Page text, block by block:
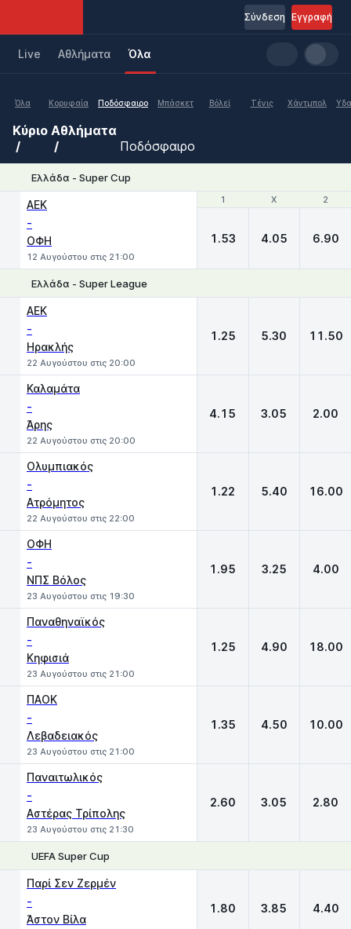
Εγγραφή
Σύνδεση
Live Aθλήματα Όλα
Όλα Κορυφαία Ποδόσφαιρο Μπάσκετ Βόλεϊ Τένις Χάντμπολ
Κύριο Αθλήματα
Ποδόσφαιρο
Ελλάδα - Super Cup
1 X 2
ΑΕΚ
-
ΟΦΗ
12 Αυγούστου στις 21:00
1 X 2
1.53 4.05 6.90
Ελλάδα - Super League
ΑΕΚ
-
Ηρακλής
22 Αυγούστου στις 20:00
1.25 5.30 11.50
Καλαμάτα
-
Άρης
22 Αυγούστου στις 20:00
4.15 3.05 2.00
Ολυμπιακός
-
Ατρόμητος
22 Αυγούστου στις 22:00
1.22 5.40 16.00
ΟΦΗ
-
ΝΠΣ Βόλος
23 Αυγούστου στις 19:30
1.95 3.25 4.00
Παναθηναϊκός
-
Κηφισιά
23 Αυγούστου στις 21:00
1.25 4.90 18.00
ΠΑΟΚ
-
Λεβαδειακός
23 Αυγούστου στις 21:00
1.35 4.50 10.00
Παναιτωλικός
-
Αστέρας Τρίπολης
23 Αυγούστου στις 21:30
2.60 3.05 2.80
UEFA Super Cup
Παρί Σεν Ζερμέν
-
Άστον Βίλα
1.80 3.85 4.40